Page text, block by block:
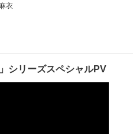
衣
シリーズスペシャルPV